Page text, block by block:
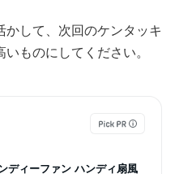
して、次回のケンタッキ
ものにしてください。
ディーファン ハンディ扇風